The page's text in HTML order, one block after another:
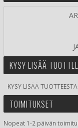
KYSY LISÄÄ
KYSY LISÄÄ TUOTTEESTA
TOIMITUKSET
Nopeat 1-2 päivän